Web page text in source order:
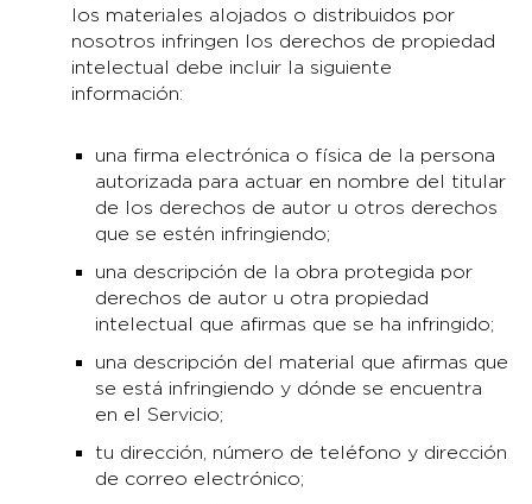
los materiales alojados o distribuidos por
nosotros infringen los derechos de propiedad
intelectual debe incluir la siguiente
información:
una firma electrónica o física de la persona
autorizada para actuar en nombre del titular
de los derechos de autor u otros derechos
que se estén infringiendo;
una descripción de la obra protegida por
derechos de autor u otra propiedad
intelectual que afirmas que se ha infringido;
una descripción del material que afirmas que
se está infringiendo y dónde se encuentra
en el Servicio;
tu dirección, número de teléfono y dirección
de correo electrónico;